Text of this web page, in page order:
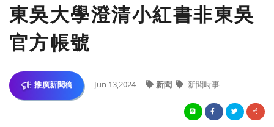
東吳大學澄清小紅書非東吳
官方帳號
推廣新聞稿 Jun 13,2024 新聞 新聞時事